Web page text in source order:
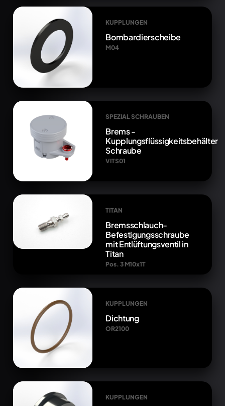
KUPPLUNGEN
Bombardierscheibe
M04
SPEZIAL SCHRAUBEN
Brems -
Kupplungsflüssigkeitsbehälter
Schraube
VITS01
TITAN
Bremsschlauch-
Befestigungsschraube
mit Entlüftungsventil in
Titan
Pos. 3 M10x1T
KUPPLUNGEN
Dichtung
OR2100
KUPPLUNGEN